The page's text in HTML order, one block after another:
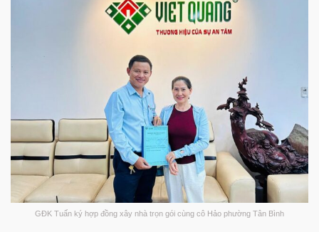
GĐK Tuấn ký hợp đồng xây nhà trọn gói cùng cô Hảo phường Tân Bình